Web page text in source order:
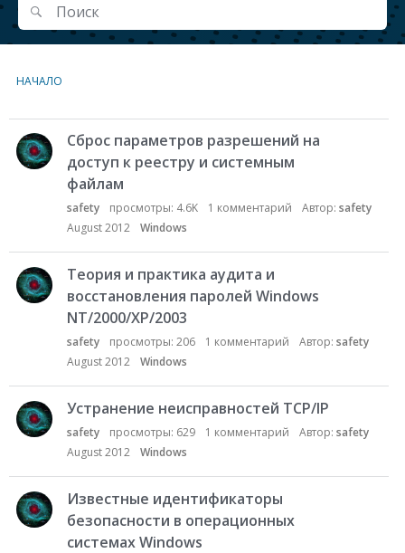
Поиск
Поиск
НАЧАЛО
п
и
о
б
с
у
н
и
й
Сброс параметров разрешений на
доступ к реестру и системным
файлам
safety просмотры: 4.6K 1 комментарий Автор: safety
August 2012
Windows
Теория и практика аудита и
восстановления паролей Windows
NT/2000/XP/2003
safety просмотры: 206 1 комментарий Автор: safety
August 2012
Windows
Устранение неисправностей TCP/IP
safety просмотры: 629 1 комментарий Автор: safety
August 2012
Windows
Известные идентификаторы
безопасности в операционных
системах Windows